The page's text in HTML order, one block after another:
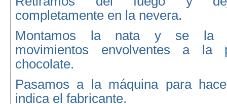
completamente en la nevera.
Montamos la nata y se la
movimientos envolventes a la
chocolate.
Pasamos a la máquina para
indica el fabricante.